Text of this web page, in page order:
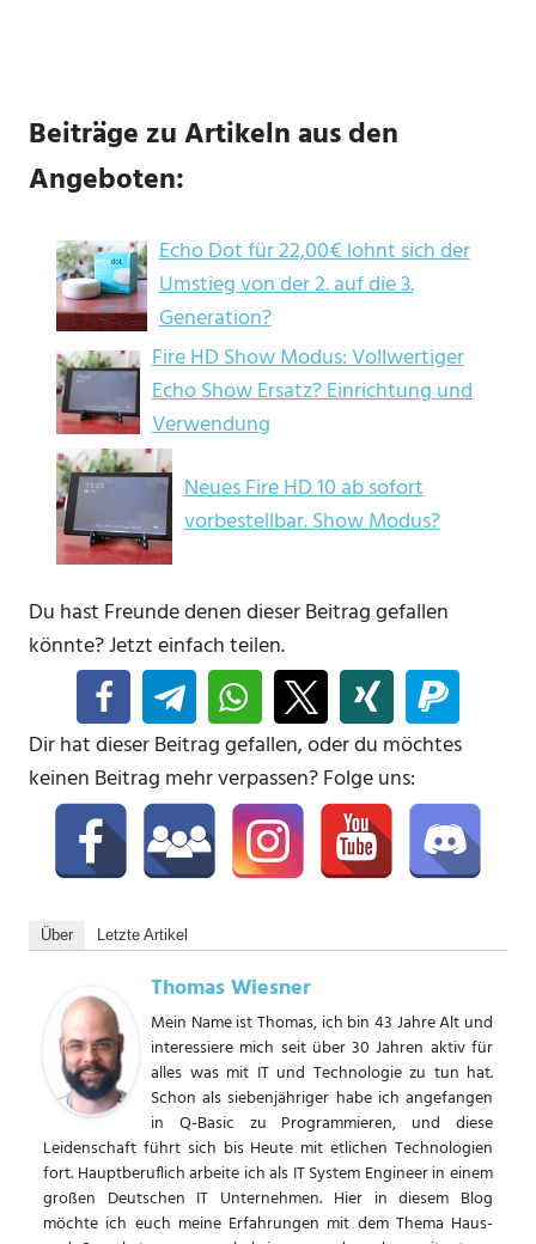
Beiträge zu Artikeln aus den
Angeboten:
Echo Dot für 22,00€ lohnt sich der
Umstieg von der 2. auf die 3.
Generation?
Fire HD Show Modus: Vollwertiger
Echo Show Ersatz? Einrichtung und
Verwendung
Neues Fire HD 10 ab sofort
vorbestellbar. Show Modus?
Du hast Freunde denen dieser Beitrag gefallen
könnte? Jetzt einfach teilen.
Dir hat dieser Beitrag gefallen, oder du möchtes
keinen Beitrag mehr verpassen? Folge uns:
Über Letzte Artikel
Thomas Wiesner
Mein Name ist Thomas, ich bin 43 Jahre Alt und
interessiere mich seit über 30 Jahren aktiv für
alles was mit IT und Technologie zu tun hat.
Schon als siebenjähriger habe ich angefangen
in Q-Basic zu Programmieren, und diese
Leidenschaft führt sich bis Heute mit etlichen Technologien
fort. Hauptberuflich arbeite ich als IT System Engineer in einem
großen Deutschen IT Unternehmen. Hier in diesem Blog
möchte ich euch meine Erfahrungen mit dem Thema Haus-